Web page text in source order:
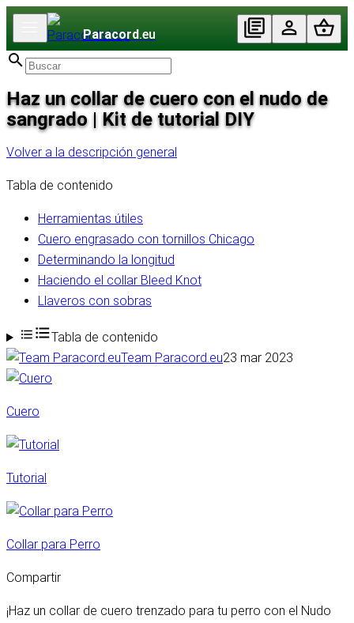
Paracord.eu
Haz un collar de cuero con el nudo de
sangrado | Kit de tutorial DIY
Volver a la descripción general
Tabla de contenido
Herramientas útiles
Cuero engrasado con tornillos Chicago
Determinando la longitud
Haciendo el collar Bleed Knot
Llaveros con sobras
Tabla de contenido
Team Paracord.eu23 mar 2023
Cuero
Tutorial
Collar para Perro
Compartir
¡Haz un collar de cuero trenzado para tu perro con el Nudo